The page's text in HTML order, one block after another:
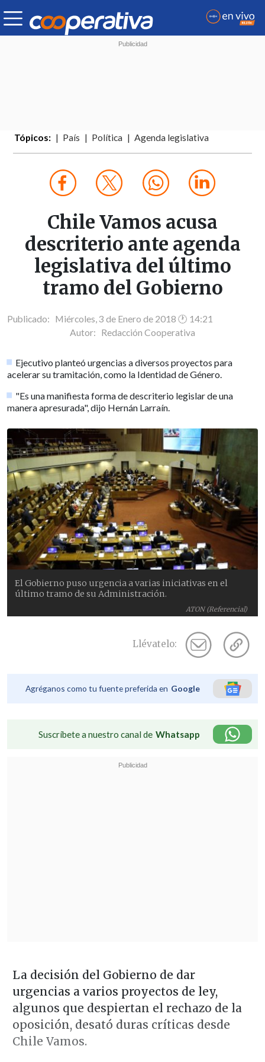
Tópicos: País Política Agenda legislativa
Chile Vamos acusa
descriterio ante agenda
legislativa del último
tramo del Gobierno
Publicado: Miércoles, 3 de Enero de 2018 🕐 14:21
Autor: Redacción Cooperativa
Ejecutivo planteó urgencias a diversos proyectos para
acelerar su tramitación, como la Identidad de Género.
"Es una manifiesta forma de descriterio legislar de una
manera apresurada", dijo Hernán Larraín.
ATON (Referencial)
El Gobierno puso urgencia a varias iniciativas en el
último tramo de su Administración.
Llévatelo:
Agréganos como tu fuente preferida en Google
Suscríbete a nuestro canal de Whatsapp
La decisión del Gobierno de dar
urgencias a varios proyectos de ley,
algunos que despiertan el rechazo de la
oposición, desató duras críticas desde
Chile Vamos.